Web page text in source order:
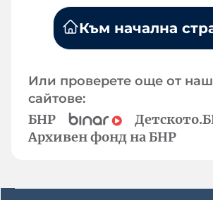
Към начална
Или проверете още от
сайтове:
БНР
Архивен фонд на БНР